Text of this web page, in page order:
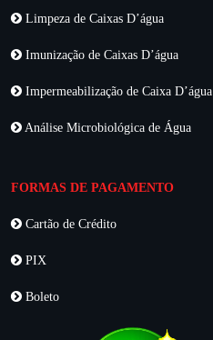
Limpeza de Caixas D’água
Imunização de Caixas D’água
Impermeabilização de Caixa D’água
Análise Microbiológica de Água
FORMAS DE PAGAMENTO
Cartão de Crédito
PIX
Boleto